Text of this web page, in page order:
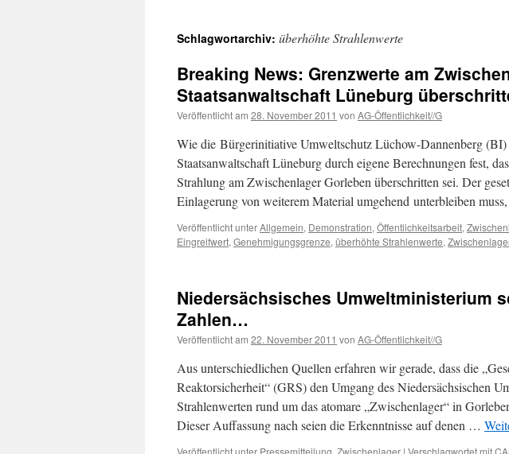
Schlagwortarchiv: überhöhte Strahlenwerte
Breaking News: Grenzwerte am
Staatsanwaltschaft Lüneburg
Veröffentlicht am 28. November 2011 von AG-Öffentlichkeit//G
Wie die Bürgerinitiative Umweltschutz Lüchow-Dannenberg
Staatsanwaltschaft Lüneburg durch eigene Berechnungen fest,
Strahlung am Zwischenlager Gorleben überschritten sei. Der
Einlagerung von weiterem Material umgehend unterbleiben
Veröffentlicht unterAllgemein, Demonstration, Öffentlichkeitsarbeit,
Eingreifwert, Genehmigungsgrenze, überhöhte Strahlenwerte,
Niedersächsisches Umweltministerium
Zahlen…
Veröffentlicht am 22. November 2011 von AG-Öffentlichkeit//G
Aus unterschiedlichen Quellen erfahren wir gerade, dass die
Reaktorsicherheit“ (GRS) den Umgang des Niedersächsischen
Strahlenwerten rund um das atomare „Zwischenlager“ in
Dieser Auffassung nach seien die Erkenntnisse auf denen …
Veröffentlicht unter Pressemitteilung, Zwischenlager | Verschlagwortet mit